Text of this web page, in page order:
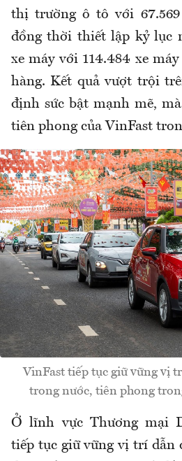
thị trường ô tô với
đồng thời thiết lập kỷ lục
xe máy với 114.484 xe
hàng. Kết quả vượt trội
định sức bật mạnh mẽ,
tiên phong của VinFast
VinFast tiếp tục giữ vững vị
trong nước, tiên phong
Ở lĩnh vực Thương mại
tiếp tục giữ vững vị trí dẫn